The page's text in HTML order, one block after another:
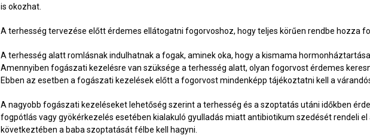
is okozhat.
A terhesség tervezése előtt érdemes ellátogatni fogorvoshoz, hogy teljes körűen rendbe hozza
A terhesség alatt romlásnak indulhatnak a fogak, aminek oka, hogy a kismama
Amennyiben fogászati kezelésre van szüksége a terhesség alatt, olyan fogorvost érdemes
Ebben az esetben a fogászati kezelések előtt a fogorvost mindenképp tájékoztatni kell a
A nagyobb fogászati kezeléseket lehetőség szerint a terhesség és a szoptatás utáni időkben
fogpótlás vagy gyökérkezelés esetében kialakuló gyulladás miatt antibiotikum szedését rendeli
következtében a baba szoptatását félbe kell hagyni.